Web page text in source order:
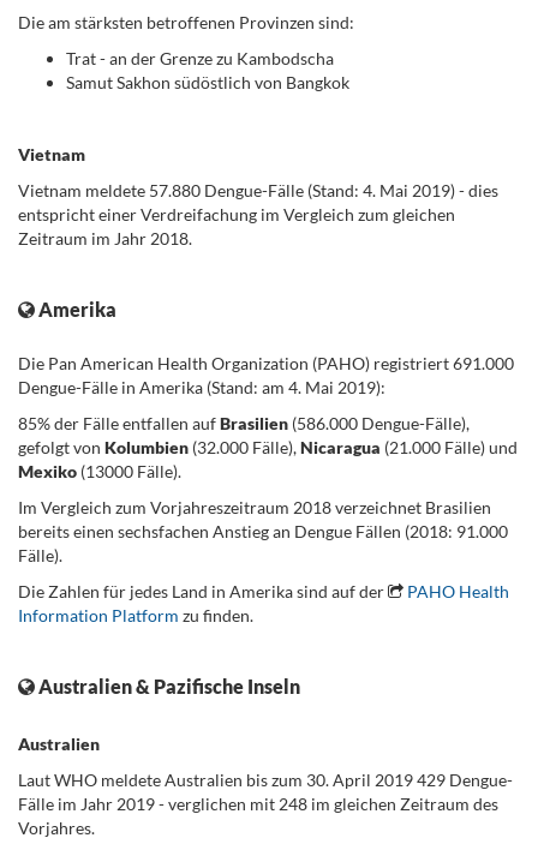
Die am stärksten betroffenen Provinzen sind:
Trat - an der Grenze zu Kambodscha
Samut Sakhon südöstlich von Bangkok
Vietnam
Vietnam meldete 57.880 Dengue-Fälle (Stand: 4. Mai 2019) - dies
entspricht einer Verdreifachung im Vergleich zum gleichen
Zeitraum im Jahr 2018.
Amerika
Die Pan American Health Organization (PAHO) registriert 691.000
Dengue-Fälle in Amerika (Stand: am 4. Mai 2019):
85% der Fälle entfallen aufBrasilien (586.000 Dengue-Fälle),
gefolgt von Kolumbien (32.000 Fälle),Nicaragua (21.000 Fälle) und
Mexiko (13000 Fälle).
Im Vergleich zum Vorjahreszeitraum 2018 verzeichnet Brasilien
bereits einen sechsfachen Anstieg an Dengue Fällen (2018: 91.000
Fälle).
Die Zahlen für jedes Land in Amerika sind auf der
PAHO Health
Information Platform zu finden.
Australien & Pazifische Inseln
Australien
Laut WHO meldete Australien bis zum 30. April 2019 429 Dengue-
Fälle im Jahr 2019 - verglichen mit 248 im gleichen Zeitraum des
Vorjahres.